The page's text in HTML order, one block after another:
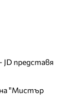
JD представя
на "Мистър